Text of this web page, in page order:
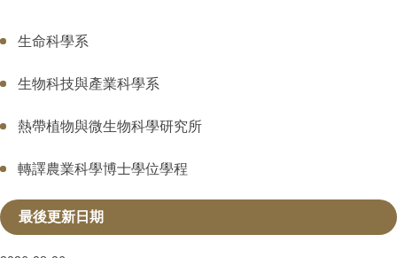
生命科學系
生物科技與產業科學系
熱帶植物與微生物科學研究所
轉譯農業科學博士學位學程
最後更新日期